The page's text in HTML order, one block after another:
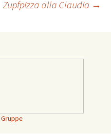
Zupfpizza alla Claudia →